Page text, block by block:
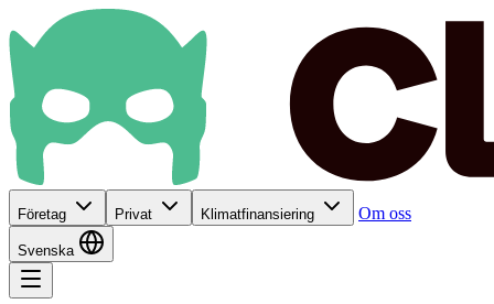
Företag Privat Klimatfinansiering Om oss
Svenska